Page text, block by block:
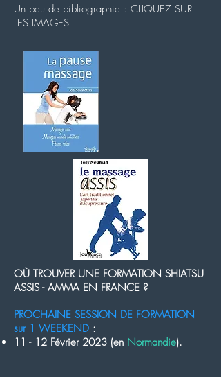
Un peu de bibliographie : CLIQUEZ SUR
LES IMAGES
OÙ TROUVER UNE FORMATION SHIATSU
ASSIS - AMMA EN FRANCE ?
PROCHAINE SESSION DE FORMATION
sur 1 WEEKEND :
11 - 12 Février 2023 (en Normandie).